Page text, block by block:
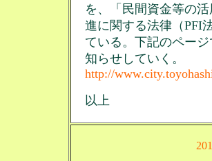
を、「民間資金等の
進に関する法律（PFI
ている。下記のペー
知らせしていく。
http://
以上